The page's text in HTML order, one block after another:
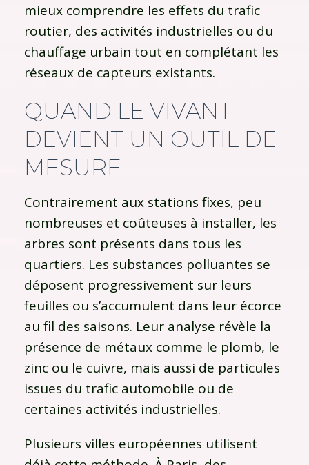
mieux comprendre les effets du trafic
routier, des activités industrielles ou du
chauffage urbain tout en complétant les
réseaux de capteurs existants.
QUAND LE VIVANT
DEVIENT UN OUTIL DE
MESURE
Contrairement aux stations fixes, peu
nombreuses et coûteuses à installer, les
arbres sont présents dans tous les
quartiers. Les substances polluantes se
déposent progressivement sur leurs
feuilles ou s’accumulent dans leur écorce
au fil des saisons. Leur analyse révèle la
présence de métaux comme le plomb, le
zinc ou le cuivre, mais aussi de particules
issues du trafic automobile ou de
certaines activités industrielles.
Plusieurs villes européennes utilisent